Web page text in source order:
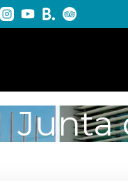
Junta